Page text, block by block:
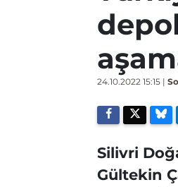
24.10.2022 15:15 |
Silivri
Gültekin